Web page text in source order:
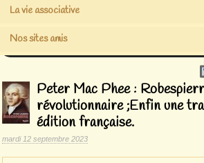
La vie associative
Nos sites amis
Peter Mac Phee :
révolutionnaire ;Enfin une
édition française.
mardi 12 septembre 2023